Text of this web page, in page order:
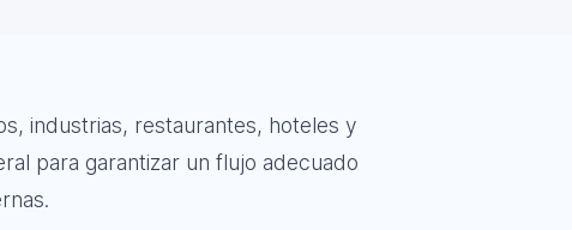
industrias, restaurantes, hoteles y
para garantizar un flujo adecuado